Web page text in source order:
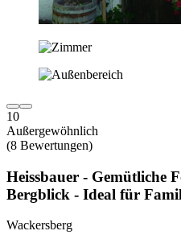
10
Außergewöhnlich
(8 Bewertungen)
Heissbauer - Gemütliche
Bergblick - Ideal für
Wackersberg